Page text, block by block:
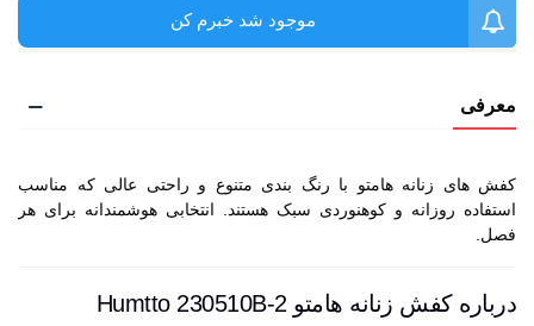
موجود شد خبرم کن
معرفی
کفش های زنانه هامتو با رنگ بندی متنوع و راحتی عالی که مناسب
استفاده روزانه و کوهنوردی سبک هستند. انتخابی هوشمندانه برای هر
فصل.
درباره کفش زنانه هامتو Humtto 230510B-2